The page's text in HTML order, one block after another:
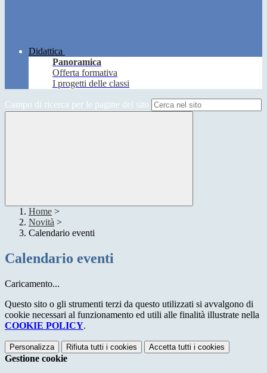
Didattica
Panoramica
Offerta formativa
I progetti delle classi
Campo di ricerca per le pagine del sito
Home >
Novità >
Calendario eventi
Calendario eventi
Caricamento...
Questo sito o gli strumenti terzi da questo utilizzati si avvalgono di
cookie necessari al funzionamento ed utili alle finalità illustrate nella
COOKIE POLICY.
Personalizza Rifiuta tutti i cookies Accetta tutti i cookies
Gestione cookie